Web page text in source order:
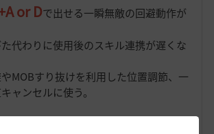
or Dで出せる一瞬無敵の回避動作が
代わりに使用後のスキル連携が遅くな
MOBすり抜けを利用した位置調節、一
ャンセルに使う。